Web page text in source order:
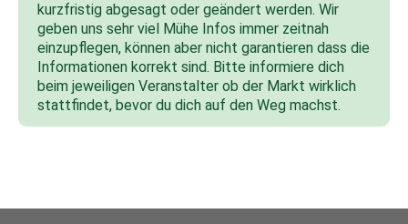
kurzfristig abgesagt oder geändert werden. Wir
geben uns sehr viel Mühe Infos immer zeitnah
einzupflegen, können aber nicht garantieren dass die
Informationen korrekt sind. Bitte informiere dich
beim jeweiligen Veranstalter ob der Markt wirklich
stattfindet, bevor du dich auf den Weg machst.